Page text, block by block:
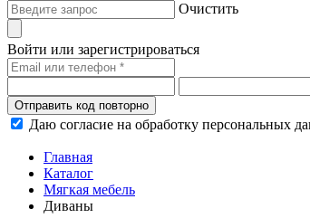
Очистить
Войти или зарегистрироваться
Отправить код повторно
Даю согласие на обработку персональных
Главная
Каталог
Мягкая мебель
Диваны